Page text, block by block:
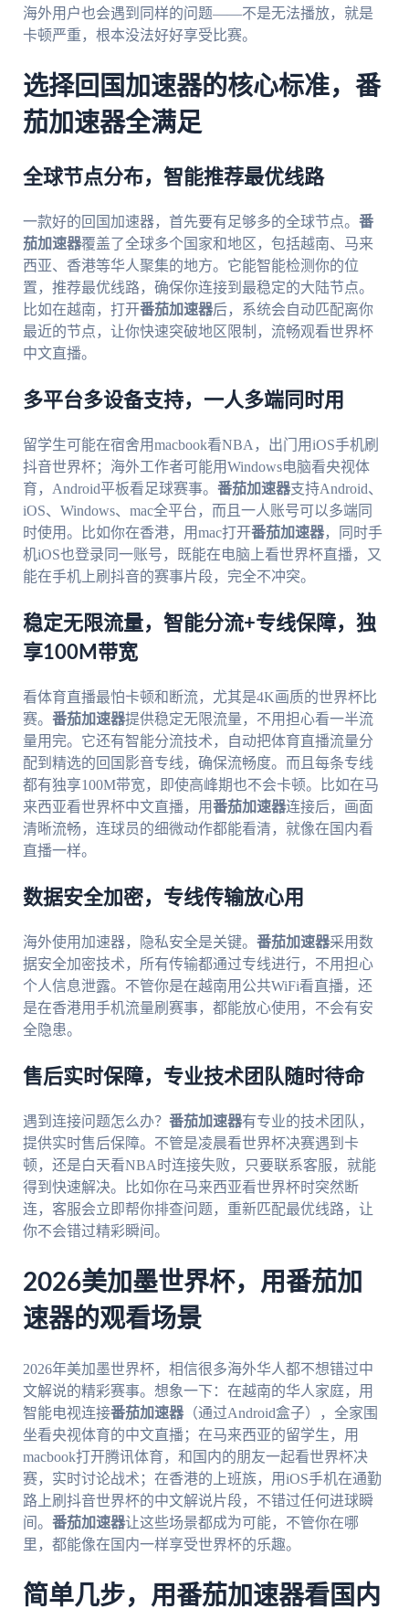
海外用户也会遇到同样的问题——不是无法播放，就是
卡顿严重，根本没法好好享受比赛。
选择回国加速器的核心标准，番
茄加速器全满足
全球节点分布，智能推荐最优线路
一款好的回国加速器，首先要有足够多的全球节点。 番
茄加速器覆盖了全球多个国家和地区，包括越南、马来
西亚、香港等华人聚集的地方。它能智能检测你的位
置，推荐最优线路，确保你连接到最稳定的大陆节点。
比如在越南，打开番茄加速器后，系统会自动匹配离你
最近的节点，让你快速突破地区限制，流畅观看世界杯
中文直播。
多平台多设备支持，一人多端同时用
留学生可能在宿舍用macbook看NBA，出门用iOS手机刷
抖音世界杯；海外工作者可能用Windows电脑看央视体
育，Android平板看足球赛事。 番茄加速器支持Android、
iOS、Windows、mac全平台，而且一人账号可以多端同
时使用。比如你在香港，用mac打开番茄加速器，同时手
机iOS也登录同一账号，既能在电脑上看世界杯直播，又
能在手机上刷抖音的赛事片段，完全不冲突。
稳定无限流量，智能分流+专线保障，独
享100M带宽
看体育直播最怕卡顿和断流，尤其是4K画质的世界杯比
赛。 番茄加速器提供稳定无限流量，不用担心看一半流
量用完。它还有智能分流技术，自动把体育直播流量分
配到精选的回国影音专线，确保流畅度。而且每条专线
都有独享100M带宽，即使高峰期也不会卡顿。比如在马
来西亚看世界杯中文直播，用番茄加速器连接后，画面
清晰流畅，连球员的细微动作都能看清，就像在国内看
直播一样。
数据安全加密，专线传输放心用
海外使用加速器，隐私安全是关键。 番茄加速器采用数
据安全加密技术，所有传输都通过专线进行，不用担心
个人信息泄露。不管你是在越南用公共WiFi看直播，还
是在香港用手机流量刷赛事，都能放心使用，不会有安
全隐患。
售后实时保障，专业技术团队随时待命
遇到连接问题怎么办？ 番茄加速器有专业的技术团队，
提供实时售后保障。不管是凌晨看世界杯决赛遇到卡
顿，还是白天看NBA时连接失败，只要联系客服，就能
得到快速解决。比如你在马来西亚看世界杯时突然断
连，客服会立即帮你排查问题，重新匹配最优线路，让
你不会错过精彩瞬间。
2026美加墨世界杯，用番茄加
速器的观看场景
2026年美加墨世界杯，相信很多海外华人都不想错过中
文解说的精彩赛事。想象一下：在越南的华人家庭，用
智能电视连接番茄加速器（通过Android盒子），全家围
坐看央视体育的中文直播；在马来西亚的留学生，用
macbook打开腾讯体育，和国内的朋友一起看世界杯决
赛，实时讨论战术；在香港的上班族，用iOS手机在通勤
路上刷抖音世界杯的中文解说片段，不错过任何进球瞬
间。 番茄加速器让这些场景都成为可能，不管你在哪
里，都能像在国内一样享受世界杯的乐趣。
简单几步，用番茄加速器看国内